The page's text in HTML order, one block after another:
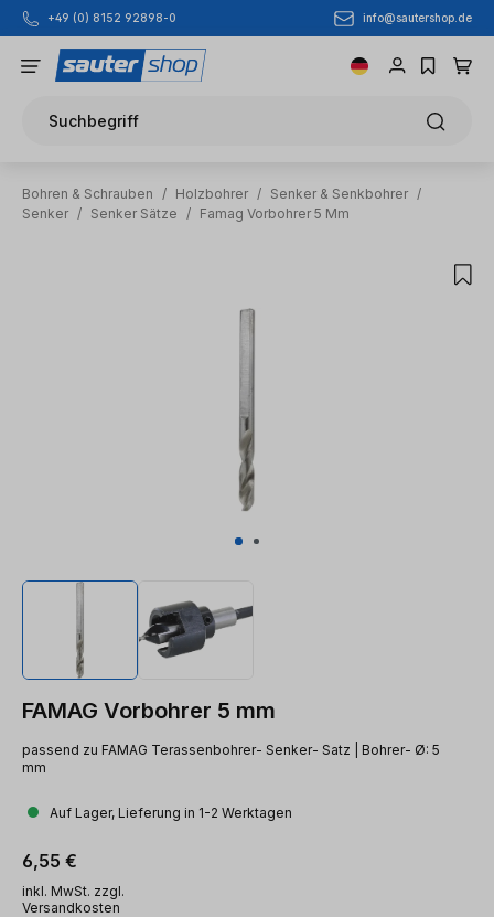
Zum Hauptinhalt springen
+49 (0) 8152 92898-0 info@sautershop.de
Suchbegriff
Bohren & Schrauben / Holzbohrer / Senker & Senkbohrer /
Senker / Senker Sätze / Famag Vorbohrer 5 Mm
FAMAG Vorbohrer 5 mm
passend zu FAMAG Terassenbohrer- Senker- Satz | Bohrer- Ø: 5
mm
Auf Lager, Lieferung in 1-2 Werktagen
Regulärer Preis:
6,55 €
inkl. MwSt. zzgl.
Versandkosten